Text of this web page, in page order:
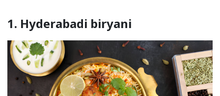
1. Hyderabadi biryani